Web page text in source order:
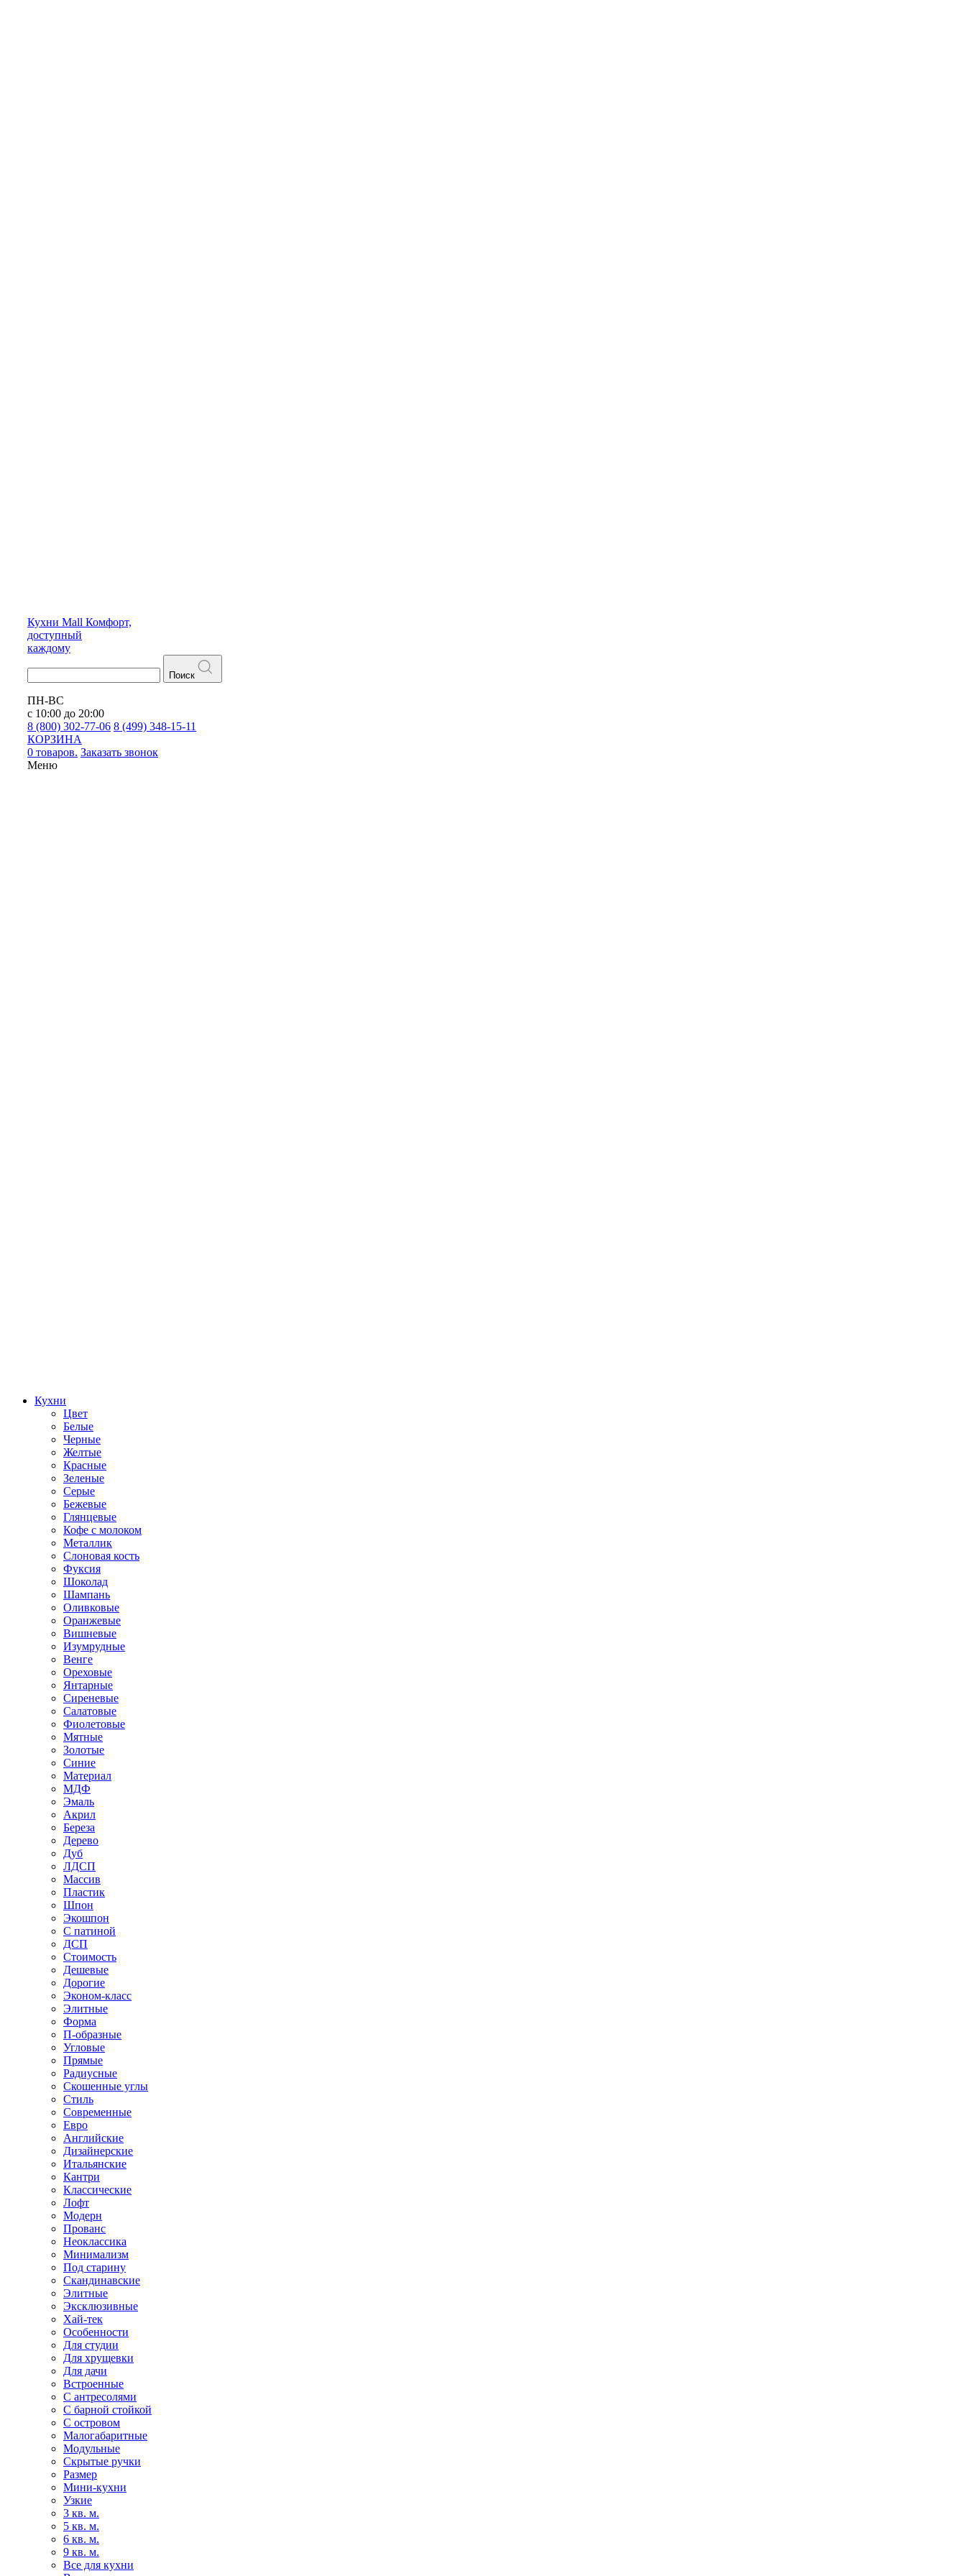
Кухни Mall Комфорт,
доступный
каждому
Поиск
ПН-ВС
с 10:00 до 20:00
8 (800) 302-77-06 8 (499) 348-15-11
КОРЗИНА
0 товаров. Заказать звонок
Меню
Кухни
Цвет
Белые
Черные
Желтые
Красные
Зеленые
Серые
Бежевые
Глянцевые
Кофе с молоком
Металлик
Слоновая кость
Фуксия
Шоколад
Шампань
Оливковые
Оранжевые
Вишневые
Изумрудные
Венге
Ореховые
Янтарные
Сиреневые
Салатовые
Фиолетовые
Мятные
Золотые
Синие
Материал
МДФ
Эмаль
Акрил
Береза
Дерево
Дуб
ЛДСП
Массив
Пластик
Шпон
Экошпон
С патиной
ДСП
Стоимость
Дешевые
Дорогие
Эконом-класс
Элитные
Форма
П-образные
Угловые
Прямые
Радиусные
Скошенные углы
Стиль
Современные
Евро
Английские
Дизайнерские
Итальянские
Кантри
Классические
Лофт
Модерн
Прованс
Неоклассика
Минимализм
Под старину
Скандинавские
Элитные
Эксклюзивные
Хай-тек
Особенности
Для студии
Для хрущевки
Для дачи
Встроенные
С антресолями
С барной стойкой
С островом
Малогабаритные
Модульные
Скрытые ручки
Размер
Мини-кухни
Узкие
3 кв. м.
5 кв. м.
6 кв. м.
9 кв. м.
Все для кухни